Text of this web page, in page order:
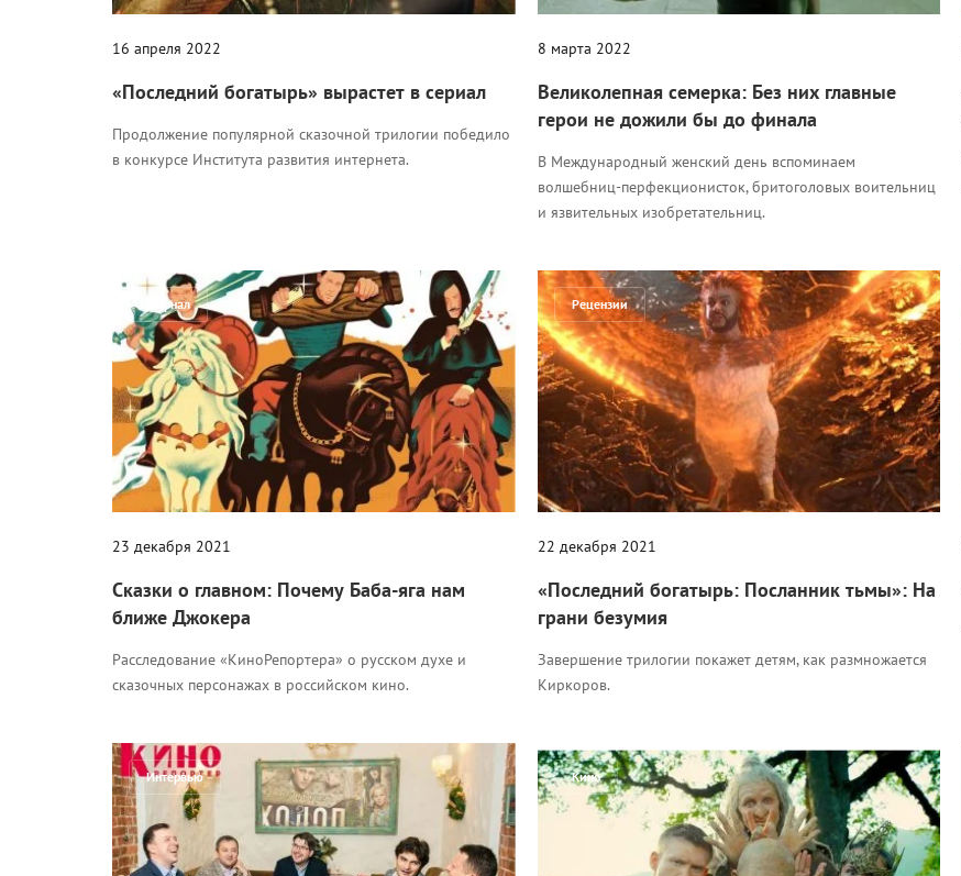
16 апреля 2022
«Последний богатырь» вырастет в сериал
Продолжение популярной сказочной трилогии победило
в конкурсе Института развития интернета.
8 марта 2022
Великолепная семерка: Без них главные
герои не дожили бы до финала
В Международный женский день вспоминаем
волшебниц-перфекционисток, бритоголовых воительниц
и язвительных изобретательниц.
Журнал
23 декабря 2021
Сказки о главном: Почему Баба-яга нам
ближе Джокера
Расследование «КиноРепортера» о русском духе и
сказочных персонажах в российском кино.
Рецензии
22 декабря 2021
«Последний богатырь: Посланник тьмы»: На
грани безумия
Завершение трилогии покажет детям, как размножается
Киркоров.
Интервью Кино